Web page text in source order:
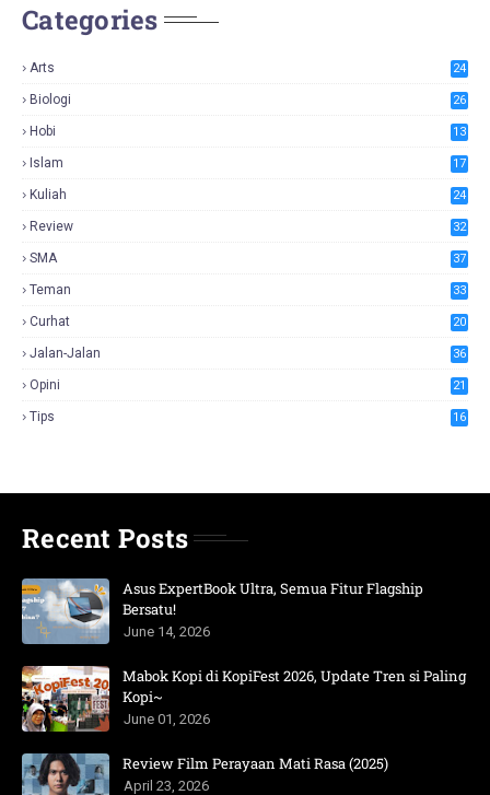
Categories
Arts 24
Biologi 26
Hobi 13
Islam 17
Kuliah 24
Review 32
SMA 37
Teman 33
Curhat 20
Jalan-Jalan 36
Opini 21
Tips 16
Recent Posts
Asus ExpertBook Ultra, Semua Fitur Flagship
Bersatu!
June 14, 2026
Mabok Kopi di KopiFest 2026, Update Tren si Paling
Kopi~
June 01, 2026
Review Film Perayaan Mati Rasa (2025)
April 23, 2026